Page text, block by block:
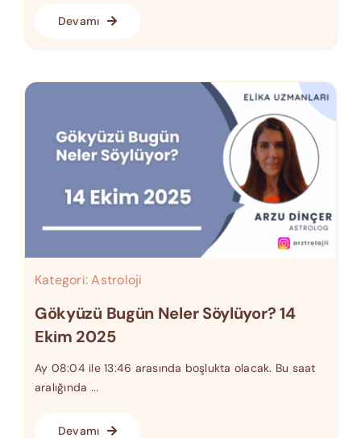
Devamı
Kategori:Astroloji
Gökyüzü Bugün Neler Söylüyor? 14
Ekim 2025
Ay 08:04 ile 13:46 arasında boşlukta olacak. Bu saat
aralığında ...
Devamı